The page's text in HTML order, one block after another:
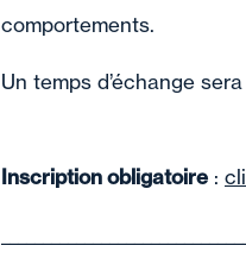
comportements.
Un temps d’échange
Inscription obligatoire :